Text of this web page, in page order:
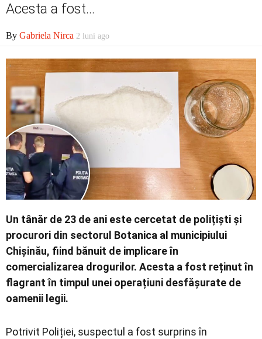
Contact
Acesta a fost...
By Gabriela Nirca 2 luni ago
Un tânăr de 23 de ani este cercetat de polițiști și
procurori din sectorul Botanica al municipiului
Chișinău, fiind bănuit de implicare în
comercializarea drogurilor. Acesta a fost reținut în
flagrant în timpul unei operațiuni desfășurate de
oamenii legii.
Potrivit Poliției, suspectul a fost surprins în